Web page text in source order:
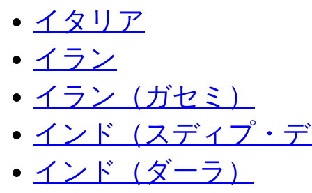
イタリア
イラン
イラン（ガセミ）
インド（スディプ・
インド（ダーラ）